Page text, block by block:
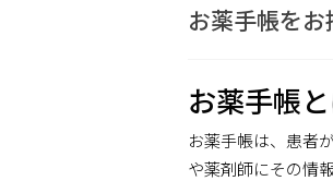
お薬手帳を
お薬手帳
お薬手帳は、患者
や薬剤師にその情